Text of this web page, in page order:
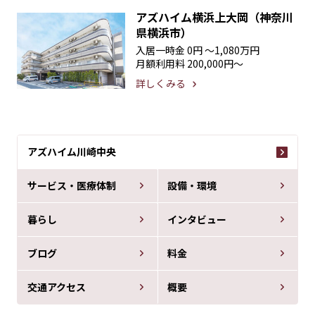
アズハイム川崎中央
サービス・医療体制 設備・環境
暮らし インタビュー
ブログ 料金
交通アクセス 概要
アズハイム横浜上大岡（神奈川
県横浜市）
入居一時金 0円 〜1,080万円
月額利用料 200,000円〜
詳しくみる